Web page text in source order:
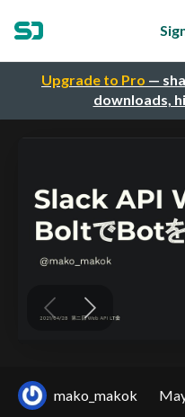
Upgrade to Pro —
downloads,
mako_makok